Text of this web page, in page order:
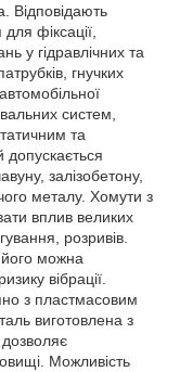
Відповідають
фіксації,
у гідравлічних та
гнучких
систем,
та
залізобетону,
металу. Хомути з
вплив великих
розривів.
його можна
вібрації.
з пластмасовим
виготовлена з
Можливість